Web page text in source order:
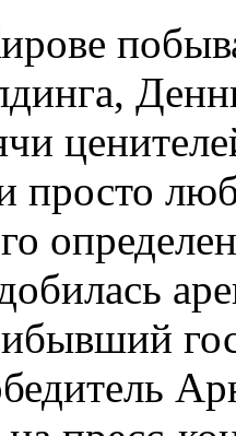
просто